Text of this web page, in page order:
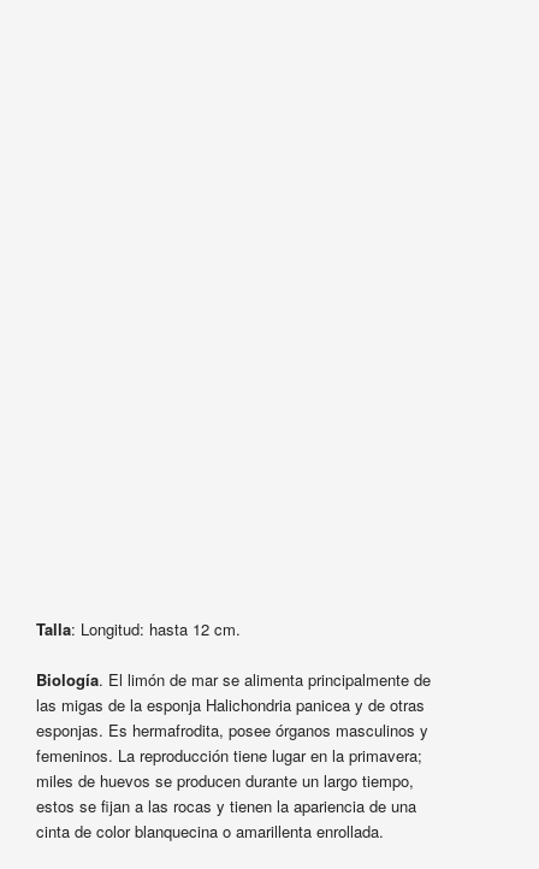
Talla: Longitud: hasta 12 cm.
Biología. El limón de mar se alimenta principalmente de
las migas de la esponja Halichondria panicea y de otras
esponjas. Es hermafrodita, posee órganos masculinos y
femeninos. La reproducción tiene lugar en la primavera;
miles de huevos se producen durante un largo tiempo,
estos se fijan a las rocas y tienen la apariencia de una
cinta de color blanquecina o amarillenta enrollada.